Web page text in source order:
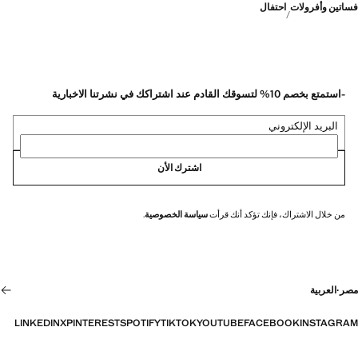
فساتين وأفرولات احتفال
-استمتع بخصم 10% لتسوقك القادم عند اشتراكك في نشرتنا الاخبارية
البريد الإلكتروني
اشترك الأن
من خلال الاشتراك، فإنك تؤكد أنك قرأتسياسة الخصوصية.
مصر ·العربية
INSTAGRAM
FACEBOOK
YOUTUBE
TIKTOK
SPOTIFY
PINTEREST
X
LINKEDIN